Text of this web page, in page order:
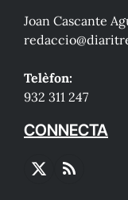
Joan Cascante
Telèfon:
932 311 247
CONNECTA
X
RSS